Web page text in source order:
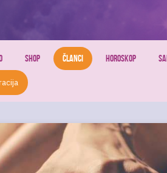
SHOP ČLANCI HOROSKOP